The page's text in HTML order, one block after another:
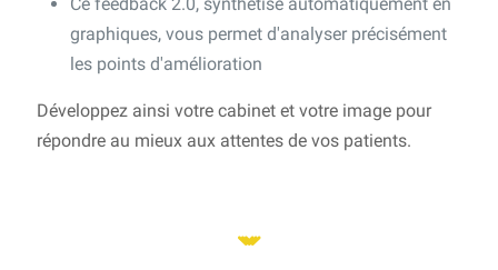
graphiques, vous permet d'analyser précisément
les points d'amélioration
Développez ainsi votre cabinet et votre image pour
répondre au mieux aux attentes de vos patients.